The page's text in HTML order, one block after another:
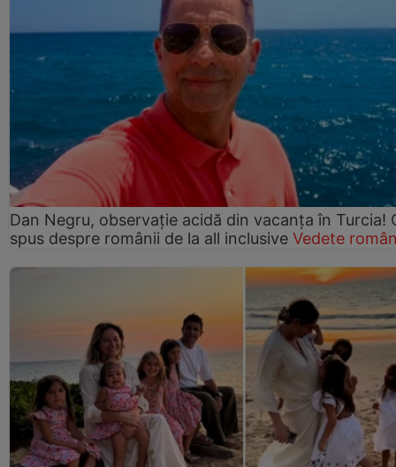
Dan Negru, observație acidă din vacanța în Turcia!
spus despre românii de la all inclusive Vedete